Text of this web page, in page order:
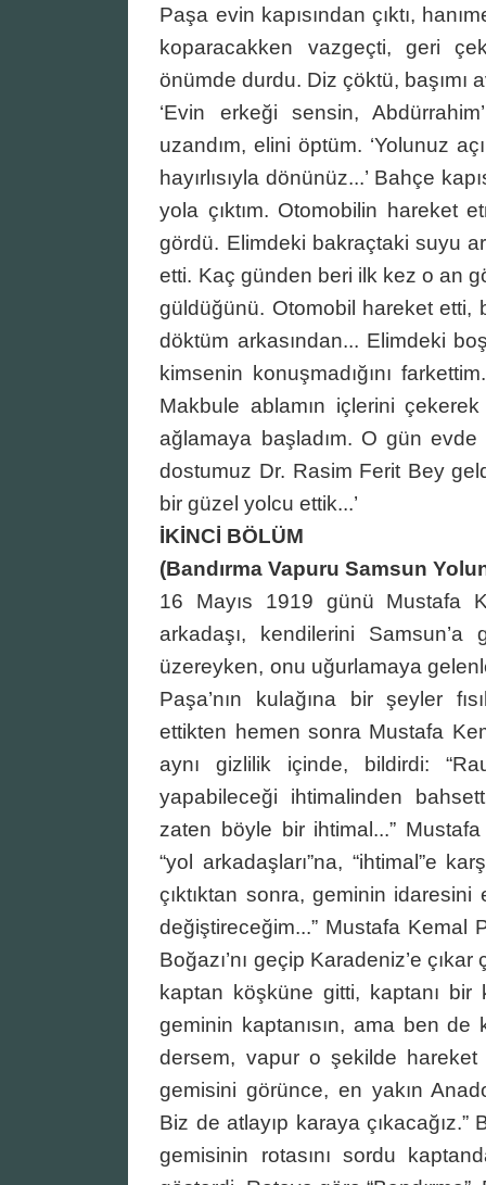
Paşa evin kapısından çıktı,
koparacakken vazgeçti, geri
önümde durdu. Diz çöktü, başımı
‘Evin erkeği sensin,
uzandım, elini öptüm. ‘Yolunuz
hayırlısıyla dönünüz...’ Bahçe
yola çıktım. Otomobilin hareket
gördü. Elimdeki bakraçtaki suyu
etti. Kaç günden beri ilk kez o an
güldüğünü. Otomobil hareket etti,
döktüm arkasından... Elimdeki
kimsenin konuşmadığını
Makbule ablamın içlerini
ağlamaya başladım. O gün
dostumuz Dr. Rasim Ferit Bey
bir güzel yolcu ettik...’
İKİNCİ BÖLÜM
(Bandırma Vapuru Samsun
16 Mayıs 1919 günü Mustafa
arkadaşı, kendilerini Samsun’a
üzereyken, onu uğurlamaya
Paşa’nın kulağına bir şeyler
ettikten hemen sonra Mustafa
aynı gizlilik içinde, bildirdi:
yapabileceği ihtimalinden
zaten böyle bir ihtimal...”
“yol arkadaşları”na, “ihtimal”e
çıktıktan sonra, geminin idaresini
değiştireceğim...” Mustafa Kemal
Boğazı’nı geçip Karadeniz’e
kaptan köşküne gitti, kaptanı
geminin kaptanısın, ama ben de
dersem, vapur o şekilde
gemisini görünce, en yakın
Biz de atlayıp karaya
gemisinin rotasını sordu